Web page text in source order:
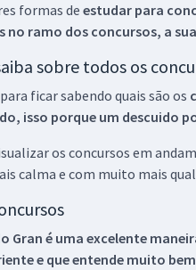
formas deestudar para
no ramo dos concursos, a
sobre todos os
ficar sabendo quais são os
isso porque um descuido
os concursos em
calma e com muito mais
Gran é uma excelente
e que entende muito